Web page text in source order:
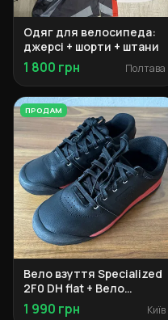
Одяг для велосипеда:
джерсі + шорти + штани
1 800 грн Полтава
ПРОДАМ
Вело взуття Specialized
2F0 DH flat + Вело
взуття Specialized 2F0
1 990 грн Київ